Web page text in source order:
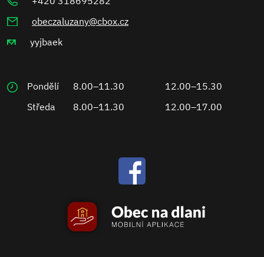
obeczaluzany@cbox.cz
yyjbaek
Pondělí 8.00–11.30
12.00–15.30
Středa
8.00–11.30 12.00–17.00